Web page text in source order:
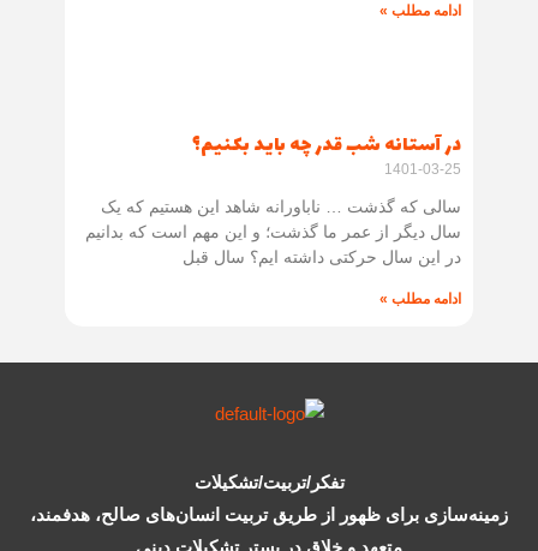
ادامه مطلب »
در آستانه شب قدر چه باید بکنیم؟
1401-03-25
سالی که گذشت … ناباورانه شاهد این هستیم که یک
سال دیگر از عمر ما گذشت؛ و این مهم است که بدانیم
در این سال حرکتی داشته ایم؟ سال قبل
ادامه مطلب »
تفکر/تربیت/تشکیلات
زمینه‌سازی برای ظهور از طریق تربیت انسان‌های صالح، هدفمند،